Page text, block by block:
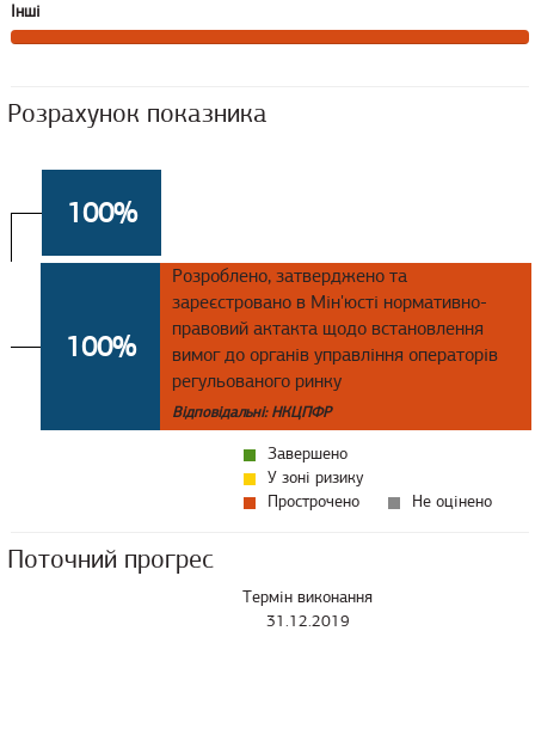
Інші
Розрахунок показника
100%
100%
Розроблено, затверджено та
зареєстровано в Мін'юсті нормативно-
правовий актакта щодо встановлення
вимог до органів управління операторів
регульованого ринку
Відповідальні: НКЦПФР
Завершено
У зоні ризику
Прострочено
Не оцінено
Поточний прогрес
Термін виконання
31.12.2019